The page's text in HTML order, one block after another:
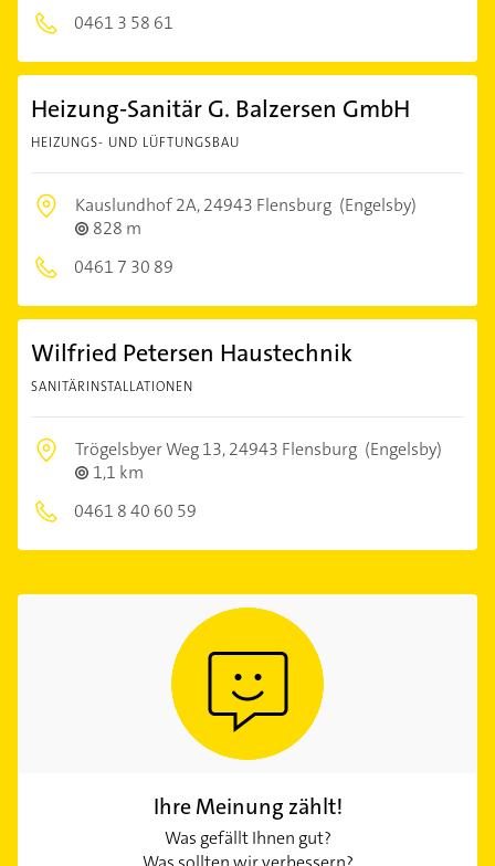
0461 3 58 61
Heizung-Sanitär G. Balzersen GmbH
HEIZUNGS- UND LÜFTUNGSBAU
Kauslundhof 2A,24943 Flensburg (Engelsby)
828 m
0461 7 30 89
Wilfried Petersen Haustechnik
SANITÄRINSTALLATIONEN
Trögelsbyer Weg 13,24943 Flensburg (Engelsby)
1,1 km
0461 8 40 60 59
Ihre Meinung zählt!
Was gefällt Ihnen gut?